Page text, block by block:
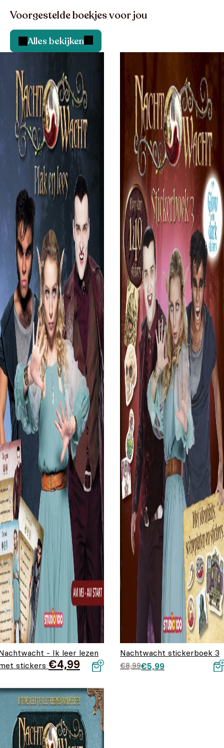
Voorgestelde boekjes voor jou
Alles bekijken
- Ik leer lezen
stickers €4,99
Nachtwacht stickerboek 3
€8,99
Oorspronkelijke prijs
€5,99
Huidige prijs is: